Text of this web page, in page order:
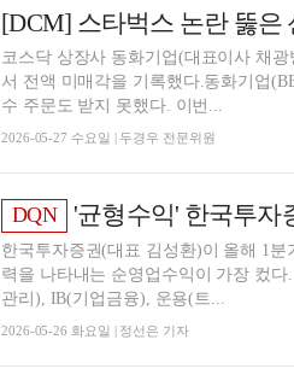
코스닥 상장사 동화기업(대표이사 채
서 전액 미매각을 기록했다.동화기업
수 주문도 받지 못했다. 이번...
2026-05-27 수요일 | 두경우 전문위원
DQN '균형수익' 한국투자증권 순영업수
한국투자증권(대표 김성환)이 올해 1
력을 나타내는 순영업수익이 가장 컸
관리), IB(기업금융), 운용(트...
2026-05-26 화요일 | 정선은 기자